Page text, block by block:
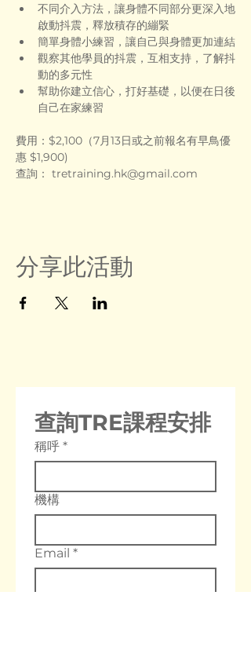
不同介入方法，讓身體不同部分更深入地
啟動抖震，釋放積存的繃緊
簡單身體小練習，讓自己與身體更加連結
觀察其他學員的抖震，互相支持，了解抖
動的多元性
幫助你建立信心，打好基礎，以便在日後
自己在家練習
費用：$2,100（7月13日或之前報名有早鳥優
惠 $1,900)
查詢： tretraining.hk@gmail.com
分享此活動
查詢TRE課程安排
稱呼 *
機構
Email *